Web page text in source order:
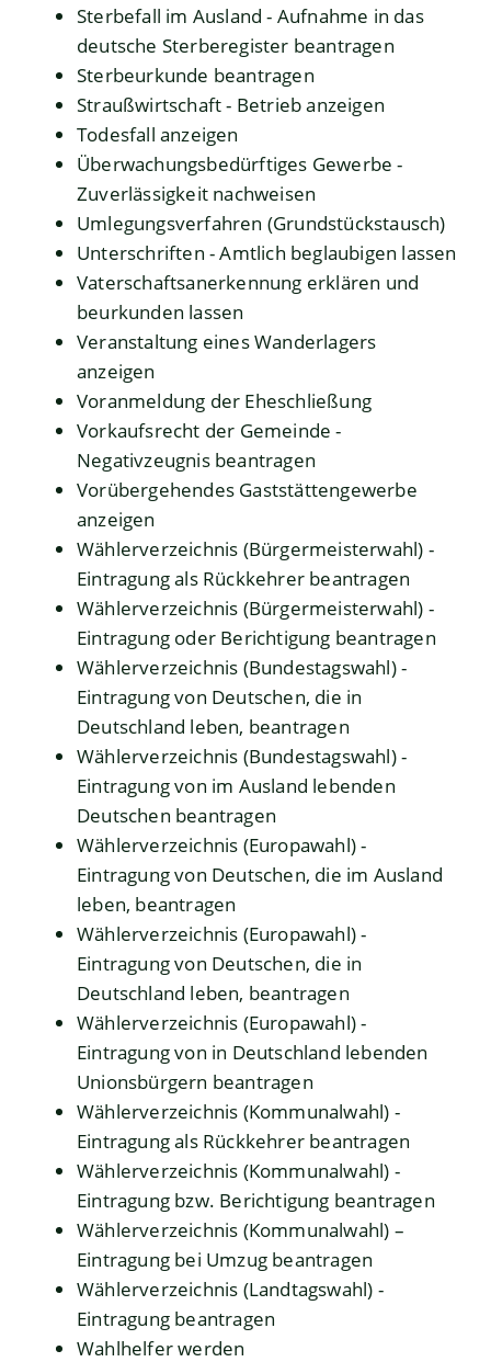
Sterbefall im Ausland - Aufnahme in das
deutsche Sterberegister beantragen
Sterbeurkunde beantragen
Straußwirtschaft - Betrieb anzeigen
Todesfall anzeigen
Überwachungsbedürftiges Gewerbe -
Zuverlässigkeit nachweisen
Umlegungsverfahren (Grundstückstausch)
Unterschriften - Amtlich beglaubigen lassen
Vaterschaftsanerkennung erklären und
beurkunden lassen
Veranstaltung eines Wanderlagers
anzeigen
Voranmeldung der Eheschließung
Vorkaufsrecht der Gemeinde -
Negativzeugnis beantragen
Vorübergehendes Gaststättengewerbe
anzeigen
Wählerverzeichnis (Bürgermeisterwahl) -
Eintragung als Rückkehrer beantragen
Wählerverzeichnis (Bürgermeisterwahl) -
Eintragung oder Berichtigung beantragen
Wählerverzeichnis (Bundestagswahl) -
Eintragung von Deutschen, die in
Deutschland leben, beantragen
Wählerverzeichnis (Bundestagswahl) -
Eintragung von im Ausland lebenden
Deutschen beantragen
Wählerverzeichnis (Europawahl) -
Eintragung von Deutschen, die im Ausland
leben, beantragen
Wählerverzeichnis (Europawahl) -
Eintragung von Deutschen, die in
Deutschland leben, beantragen
Wählerverzeichnis (Europawahl) -
Eintragung von in Deutschland lebenden
Unionsbürgern beantragen
Wählerverzeichnis (Kommunalwahl) -
Eintragung als Rückkehrer beantragen
Wählerverzeichnis (Kommunalwahl) -
Eintragung bzw. Berichtigung beantragen
Wählerverzeichnis (Kommunalwahl) –
Eintragung bei Umzug beantragen
Wählerverzeichnis (Landtagswahl) -
Eintragung beantragen
Wahlhelfer werden